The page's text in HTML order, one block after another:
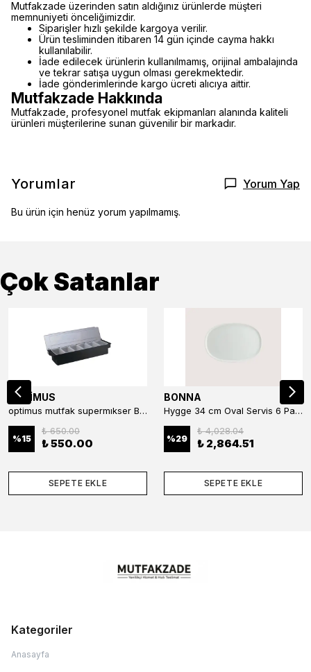
Mutfakzade üzerinden satın aldığınız ürünlerde müşteri
memnuniyeti önceliğimizdir.
Siparişler hızlı şekilde kargoya verilir.
Ürün tesliminden itibaren 14 gün içinde cayma hakkı
kullanılabilir.
İade edilecek ürünlerin kullanılmamış, orijinal ambalajında
ve tekrar satışa uygun olması gerekmektedir.
İade gönderimlerinde kargo ücreti alıcıya aittir.
Mutfakzade Hakkında
Mutfakzade, profesyonel mutfak ekipmanları alanında kaliteli
ürünleri müşterilerine sunan güvenilir bir markadır.
Yorumlar Yorum Yap
Bu ürün için henüz yorum yapılmamış.
Çok Satanlar
OPTİMUS
optimus mutfak supermıkser Bar Konteyner 6'lı 50×16×9 cm Kapaklı Polikarbon Organizer Bar & Kafe
%15
₺ 650.00
₺ 550.00
SEPETE EKLE
BONNA
Hygge 34 cm Oval Servis 6 Parça
%29
₺ 4,028.04
₺ 2,864.51
SEPETE EKLE
Kategoriler
Anasayfa